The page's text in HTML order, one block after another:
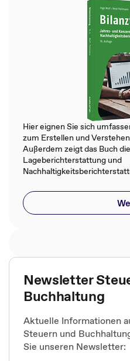
Hier eignen Sie sich
zum Erstellen und
Außerdem zeigt das Buch
Lageberichterstattung und
Newsletter
Buchhaltung
Aktuelle Informationen
Steuern und
Sie unseren Newsletter: